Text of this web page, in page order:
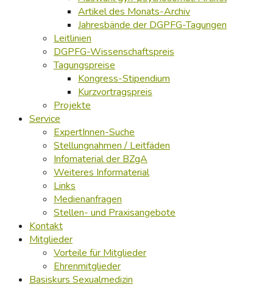
Artikel des Monats-Archiv
Jahresbände der DGPFG-Tagungen
Leitlinien
DGPFG-Wissenschaftspreis
Tagungspreise
Kongress-Stipendium
Kurzvortragspreis
Projekte
Service
ExpertInnen-Suche
Stellungnahmen / Leitfäden
Infomaterial der BZgA
Weiteres Informaterial
Links
Medienanfragen
Stellen- und Praxisangebote
Kontakt
Mitglieder
Vorteile für Mitglieder
Ehrenmitglieder
Basiskurs Sexualmedizin